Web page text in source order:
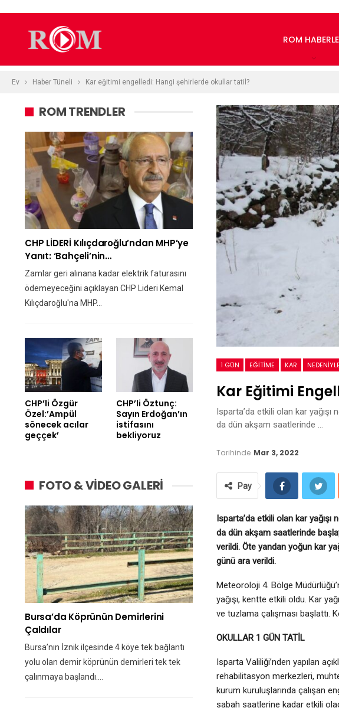
ROM
Ev Haber Tüneli Kar eğitimi engelledi: Hangi şehirlerde okullar tatil?
1 GÜN EĞITIME KAR NEDENIYLE
Kar Eğitimi
Isparta’da etkili olan kar
da dün akşam saatlerinde …
Tarihinde Mar 3, 2022
Pay
Isparta’da etkili olan kar
da dün akşam saatlerinde
verildi. Öte yandan yoğun kar
günü ara verildi.
Meteoroloji 4. Bölge
yağışı, kentte etkili oldu. Kar
ve tuzlama çalışması başlattı.
OKULLAR 1 GÜN TATİL
Isparta Valiliği’nden yapılan
rehabilitasyon merkezleri,
kurum kuruluşlarında çalışan
sabah saatlerine kadar etkili
ROM TRENDLER
CHP LİDERİ Kılıçdaroğlu’ndan MHP’ye
Yanıt: ‘Bahçeli’nin…
Zamlar geri alınana kadar elektrik faturasını
ödemeyeceğini açıklayan CHP Lideri Kemal
Kılıçdaroğlu'na MHP…
CHP’li Özgür
Özel:’Ampül
sönecek acılar
geççek’
CHP’li Öztunç:
Sayın Erdoğan’ın
istifasını
bekliyoruz
FOTO & VİDEO GALERİ
Bursa’da Köprünün Demirlerini
Çaldılar
Bursa’nın İznik ilçesinde 4 köye tek bağlantı
yolu olan demir köprünün demirleri tek tek
çalınmaya başlandı.…